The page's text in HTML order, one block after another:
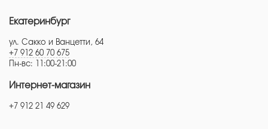
Екатеринбург
ул. Сакко и Ванцетти, 64
+7 912 60 70 675
Пн-вс: 11:00-21:00
Интернет-магазин
+7 912 21 49 629